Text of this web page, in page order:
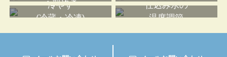
冷やす
(冷蔵・冷凍)
仕込み水の
温度調節